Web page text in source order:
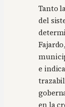
Tanto
del
e
en la